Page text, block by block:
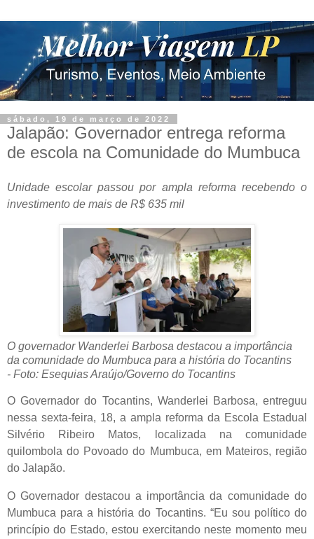
sábado, 19 de março de 2022
Jalapão: Governador entrega reforma
de escola na Comunidade do Mumbuca
Unidade escolar passou por ampla reforma recebendo o
investimento de mais de R$ 635 mil
O governador Wanderlei Barbosa destacou a importância
da comunidade do Mumbuca para a história do Tocantins
- Foto: Esequias Araújo/Governo do Tocantins
O Governador do Tocantins, Wanderlei Barbosa, entreguu
nessa sexta-feira, 18, a ampla reforma da Escola Estadual
Silvério Ribeiro Matos, localizada na comunidade
quilombola do Povoado do Mumbuca, em Mateiros, região
do Jalapão.
O Governador destacou a importância da comunidade do
Mumbuca para a história do Tocantins. “Eu sou político do
princípio do Estado, estou exercitando neste momento meu